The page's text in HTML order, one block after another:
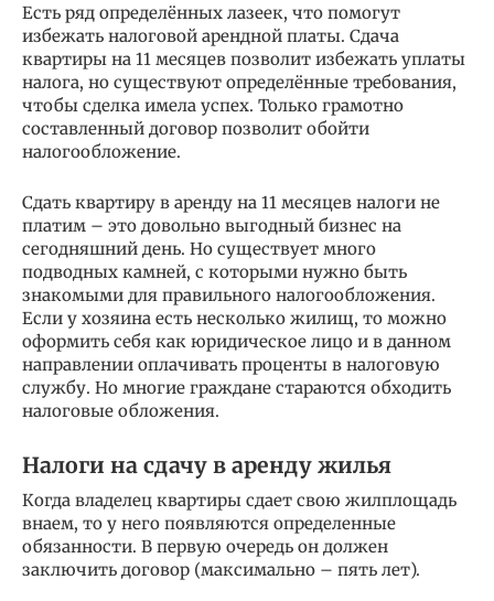
Есть ряд определённых лазеек, что помогут
избежать налоговой арендной платы. Сдача
квартиры на 11 месяцев позволит избежать уплаты
налога, но существуют определённые требования,
чтобы сделка имела успех. Только грамотно
составленный договор позволит обойти
налогообложение.
Сдать квартиру в аренду на 11 месяцев налоги не
платим – это довольно выгодный бизнес на
сегодняшний день. Но существует много
подводных камней, с которыми нужно быть
знакомыми для правильного налогообложения.
Если у хозяина есть несколько жилищ, то можно
оформить себя как юридическое лицо и в данном
направлении оплачивать проценты в налоговую
службу. Но многие граждане стараются обходить
налоговые обложения.
Налоги на сдачу в аренду жилья
Когда владелец квартиры сдает свою жилплощадь
внаем, то у него появляются определенные
обязанности. В первую очередь он должен
заключить договор (максимально – пять лет).